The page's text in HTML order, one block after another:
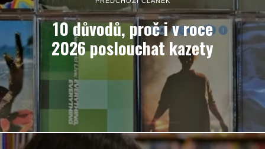
10 důvodů, proč i v roce
2026 poslouchat kazety